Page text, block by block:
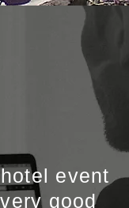
event
good